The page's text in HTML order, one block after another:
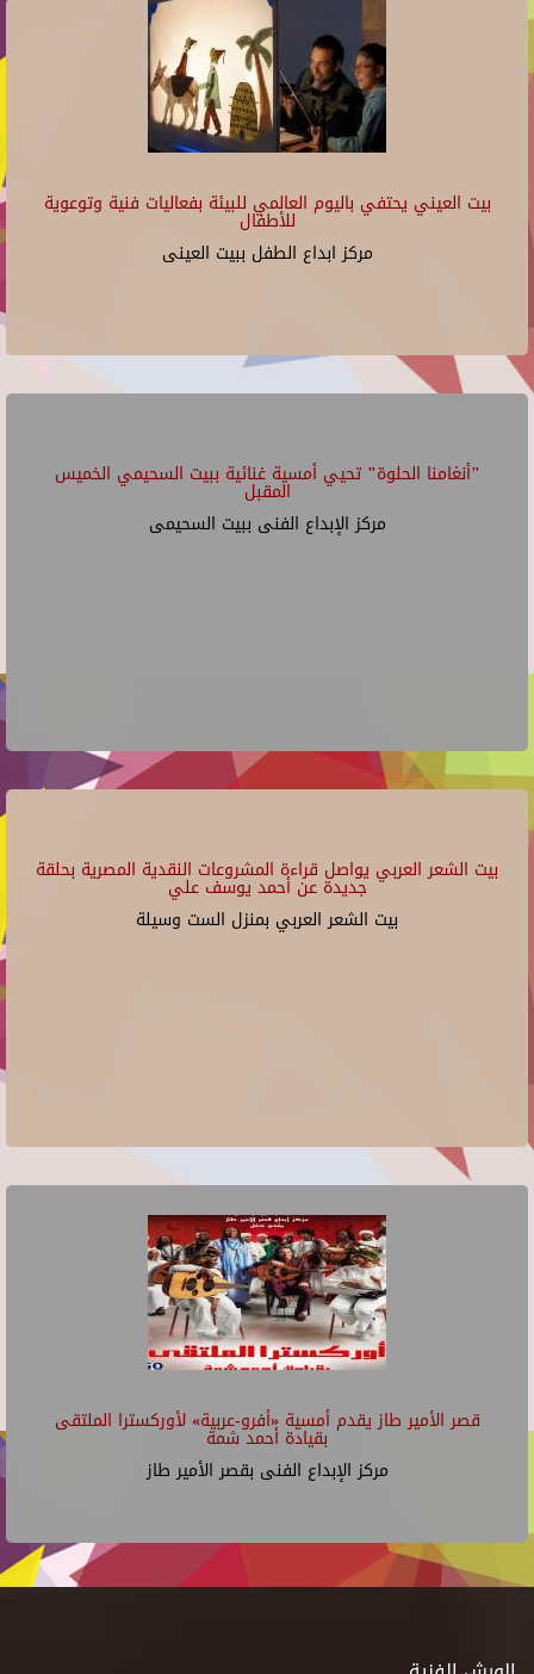
بيت العيني يحتفي باليوم العالمي للبيئة بفعاليات فنية وتوعوية
للأطفال
مركز ابداع الطفل ببيت العينى
"أنغامنا الحلوة" تحيي أمسية غنائية ببيت السحيمي الخميس
المقبل
مركز الإبداع الفنى ببيت السحيمى
بيت الشعر العربي يواصل قراءة المشروعات النقدية المصرية بحلقة
جديدة عن أحمد يوسف علي
بيت الشعر العربي بمنزل الست وسيلة
قصر الأمير طاز يقدم أمسية «أفرو-عربية» لأوركسترا الملتقى
بقيادة أحمد شمة
مركز الإبداع الفنى بقصر الأمير طاز